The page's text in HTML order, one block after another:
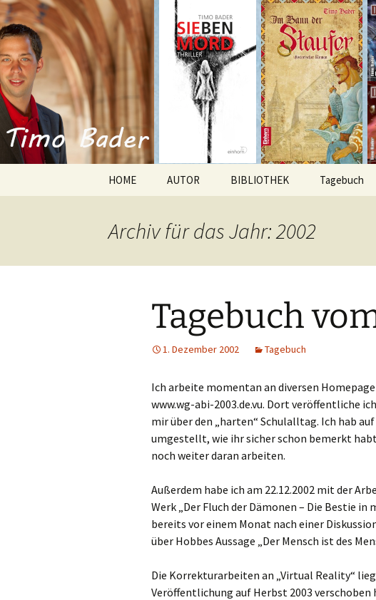
Timo Bader
Willkommen im Reich der Geschichten
HOME AUTOR BIBLIOTHEK Tagebuch
Archiv für das Jahr: 2002
Tagebuch
1. Dezember 2002 Tagebuch
Ich arbeite momentan an diversen
www.wg-abi-2003.de.vu. Dort veröffentliche
mir über den „harten“ Schulalltag. Ich hab
umgestellt, wie ihr sicher schon bemerkt
noch weiter daran arbeiten.
Außerdem habe ich am 22.12.2002 mit der
Werk „Der Fluch der Dämonen – Die Bestie
bereits vor einem Monat nach einer
über Hobbes Aussage „Der Mensch ist des
Die Korrekturarbeiten an „Virtual Reality“
Veröffentlichung auf Herbst 2003